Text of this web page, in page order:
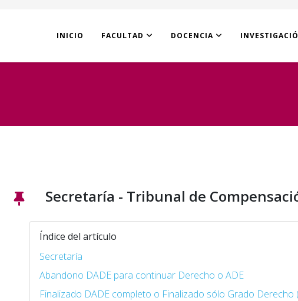
INICIO FACULTAD DOCENCIA
Secretaría - Tribunal de
Índice del artículo
Secretaría
Abandono DADE para continuar Derecho o ADE
Finalizado DADE completo o Finalizado sólo Grado